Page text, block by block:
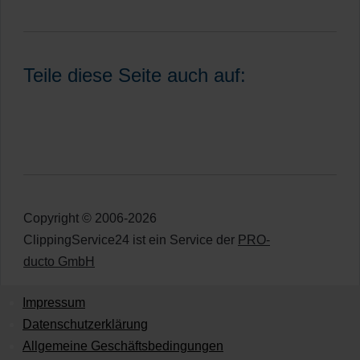
Teile diese Seite auch auf:
Copyright © 2006-2026
ClippingService24 ist ein Service der PRO-
ducto GmbH
Impressum
Datenschutzerklärung
Allgemeine Geschäftsbedingungen